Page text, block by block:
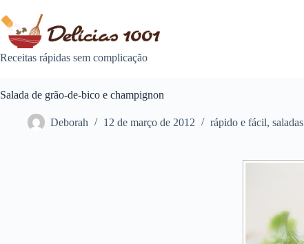
para
conteúdo
Receitas rápidas sem complicação
Salada de grão-de-bico e champignon
Deborah 12 de março de 2012 rápido e fácil, saladas